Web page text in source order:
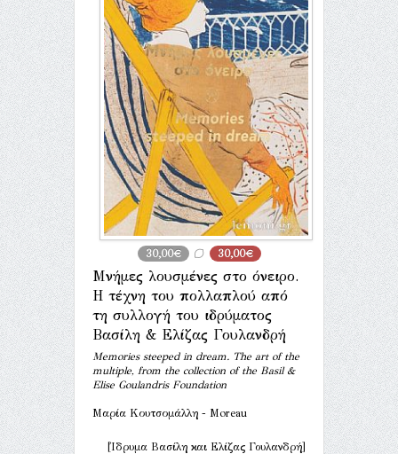
30,00€ 30,00€
Μνήμες λουσμένες στο όνειρο.
Η τέχνη του πολλαπλού από
τη συλλογή του ιδρύματος
Βασίλη & Ελίζας Γουλανδρή
Memories steeped in dream. The art of the
multiple, from the collection of the Basil &
Elise Goulandris Foundation
Μαρία Κουτσομάλλη - Moreau
[Ίδρυμα Βασίλη και Ελίζας Γουλανδρή]